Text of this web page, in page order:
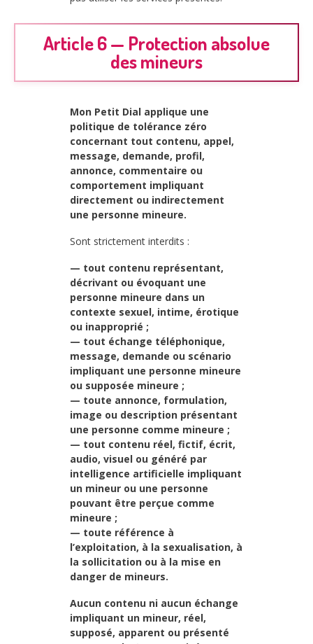
Article 6 — Protection absolue
des mineurs
Mon Petit Dial applique une
politique de tolérance zéro
concernant tout contenu, appel,
message, demande, profil,
annonce, commentaire ou
comportement impliquant
directement ou indirectement
une personne mineure.
Sont strictement interdits :
— tout contenu représentant,
décrivant ou évoquant une
personne mineure dans un
contexte sexuel, intime, érotique
ou inapproprié ;
— tout échange téléphonique,
message, demande ou scénario
impliquant une personne mineure
ou supposée mineure ;
— toute annonce, formulation,
image ou description présentant
une personne comme mineure ;
— tout contenu réel, fictif, écrit,
audio, visuel ou généré par
intelligence artificielle impliquant
un mineur ou une personne
pouvant être perçue comme
mineure ;
— toute référence à
l’exploitation, à la sexualisation, à
la sollicitation ou à la mise en
danger de mineurs.
Aucun contenu ni aucun échange
impliquant un mineur, réel,
supposé, apparent ou présenté